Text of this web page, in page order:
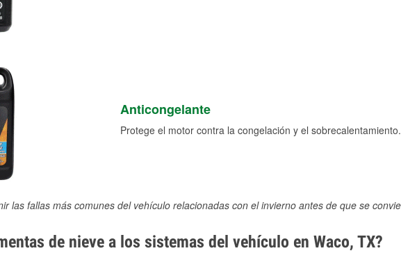
Anticongelante
Protege el motor contra la congelación y el sobrecalentamiento.
las fallas más comunes del vehículo relacionadas con el invierno antes de que se
de nieve a los sistemas del vehículo en Waco, TX?